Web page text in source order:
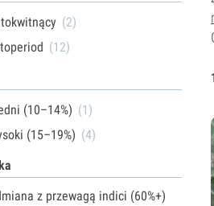
(2)
(12)
(10–14%) (1)
(15–19%) (4)
z przewagą indici (60%+)